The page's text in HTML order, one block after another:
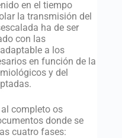
en el tiempo
la transmisión del
ha de ser
con las
a los
en función de la
y del
completo os
donde se
cuatro fases: